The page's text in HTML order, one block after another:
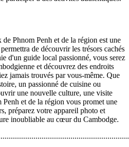
Phnom Penh et de la région est une
de découvrir les trésors cachés
d'un guide local passionné, vous serez
et découvrez des endroits
jamais trouvés par vous-même. Que
un passionné de cuisine ou
une nouvelle culture, une visite
et de la région vous promet une
préparez votre appareil photo et
inoubliable au cœur du Cambodge.